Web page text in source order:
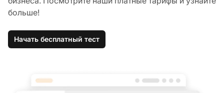
больше!
Начать бесплатный тест